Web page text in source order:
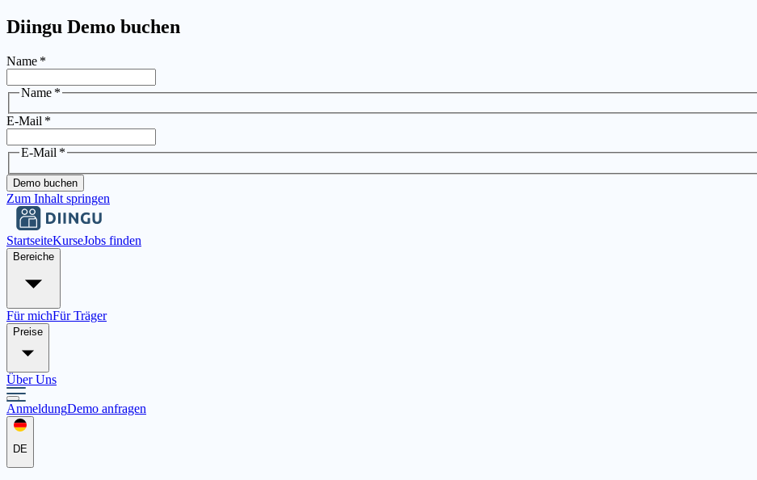
Diingu Demo buchen
Name *
Name *
E-Mail *
E-Mail *
Demo buchen
Zum Inhalt springen
StartseiteKurseJobs finden
Bereiche
Für michFür Träger
Preise
Über Uns
AnmeldungDemo anfragen
DE